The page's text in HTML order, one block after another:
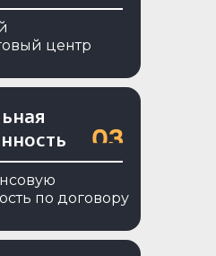
центр
по договору